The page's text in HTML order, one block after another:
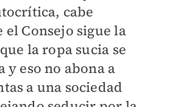
cabe
el Consejo sigue la
la ropa sucia se
y eso no abona a
a una sociedad